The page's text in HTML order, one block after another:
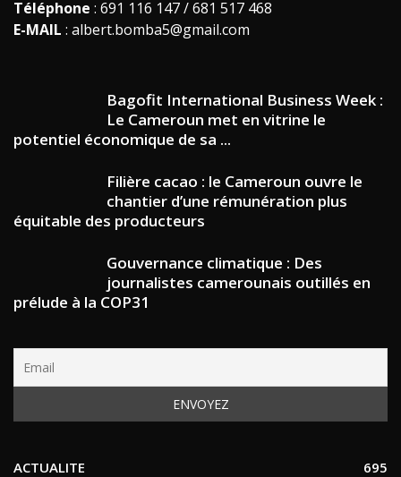
Téléphone : 691 116 147 / 681 517 468
E-MAIL : albert.bomba5@gmail.com
Bagofit International Business Week :
Le Cameroun met en vitrine le
potentiel économique de sa ...
Filière cacao : le Cameroun ouvre le
chantier d’une rémunération plus
équitable des producteurs
Gouvernance climatique : Des
journalistes camerounais outillés en
prélude à la COP31
ACTUALITE
695